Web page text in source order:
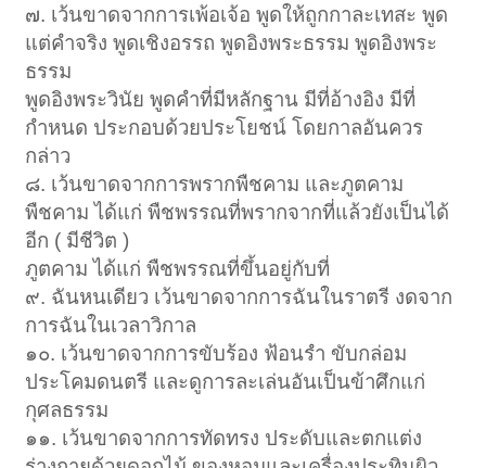
๗. เว้นขาดจากการเพ้อเจ้อ พูดให้ถูกกาละเทสะ พูด
แต่คำจริง พูดเชิงอรรถ พูดอิงพระธรรม พูดอิงพระ
ธรรม
พูดอิงพระวินัย พูดคำที่มีหลักฐาน มีที่อ้างอิง มีที่
กำหนด ประกอบด้วยประโยชน์ โดยกาลอันควร
กล่าว
๘. เว้นขาดจากการพรากพืชคาม และภูตคาม
พืชคาม ได้แก่ พืชพรรณที่พรากจากที่แล้วยังเป็นได้
อีก ( มีชีวิต )
ภูตคาม ได้แก่ พืชพรรณที่ขึ้นอยู่กับที่
๙. ฉันหนเดียว เว้นขาดจากการฉันในราตรี งดจาก
การฉันในเวลาวิกาล
๑๐. เว้นขาดจากการขับร้อง ฟ้อนรำ ขับกล่อม
ประโคมดนตรี และดูการละเล่นอันเป็นข้าศึกแก่
กุศลธรรม
๑๑. เว้นขาดจากการทัดทรง ประดับและตกแต่ง